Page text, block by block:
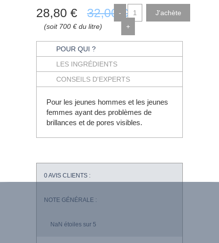
28,80 € 32,00 €
(soit 700 € du litre)
-
+
POUR QUI ?
LES INGRÉDIENTS
CONSEILS D'EXPERTS
Pour les jeunes hommes et les jeunes
femmes ayant des problèmes de
brillances et de pores visibles.
0AVIS CLIENTS :
NOTE GÉNÉRALE :
NaN étoiles sur 5